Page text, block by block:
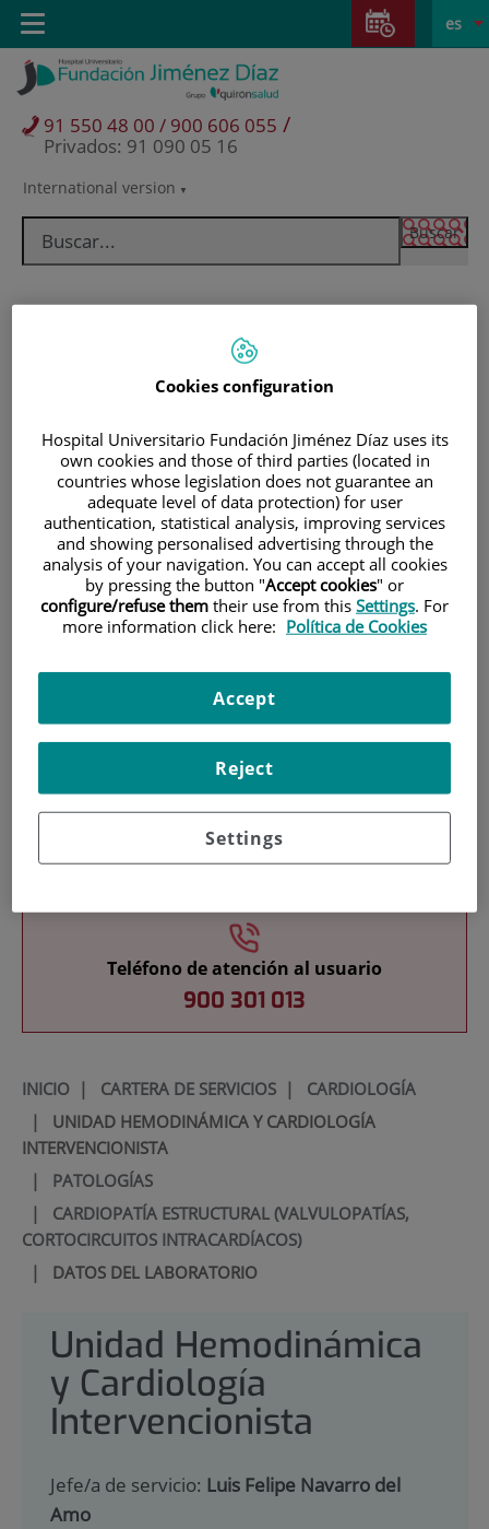
Saltar al contenido
Saltar
contenido
Selector
idioma
activo
es
International version
91 550 48 00 / 900 606 055 /
Privados: 91 090 05 16
Toggle
navigation
Pacientes y visitantes
Docencia
Teléfono de atención al usuario
900 301 013
INICIO| CARTERA DE SERVICIOS| CARDIOLOGÍA
| UNIDAD HEMODINÁMICA Y CARDIOLOGÍA
INTERVENCIONISTA
| PATOLOGÍAS
| CARDIOPATÍA ESTRUCTURAL (VALVULOPATÍAS,
CORTOCIRCUITOS INTRACARDÍACOS)
| DATOS DEL LABORATORIO
Unidad Hemodinámica
y Cardiología
Intervencionista
Jefe/a de servicio: Luis Felipe Navarro del
Amo
Cookies configuration
Hospital Universitario Fundación Jiménez Díaz uses its
own cookies and those of third parties (located in
countries whose legislation does not guarantee an
adequate level of data protection) for user
authentication, statistical analysis, improving services
and showing personalised advertising through the
analysis of your navigation. You can accept all cookies
by pressing the button "Accept cookies" or
configure/refuse them their use from this Settings. For
more information click here: Política de Cookies
Settings
Reject
Accept